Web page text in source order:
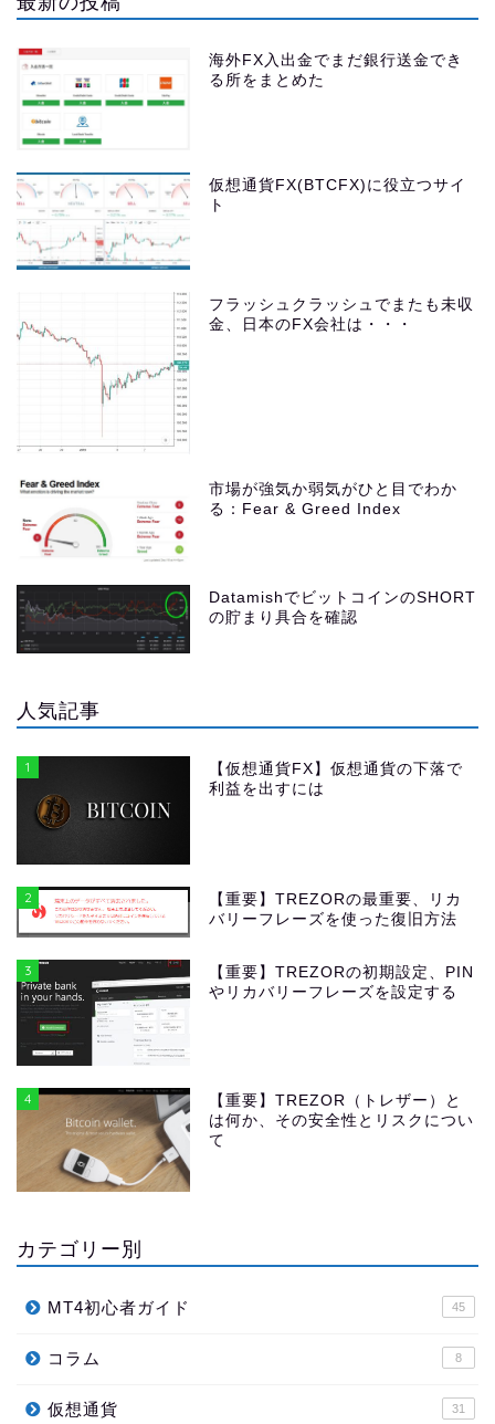
海外FX入出金でまだ銀行送金でき
る所をまとめた
仮想通貨FX(BTCFX)に役立つサイ
ト
フラッシュクラッシュでまたも未収
金、日本のFX会社は・・・
市場が強気か弱気がひと目でわか
る：Fear & Greed Index
DatamishでビットコインのSHORT
の貯まり具合を確認
人気記事
1
【仮想通貨FX】仮想通貨の下落で
利益を出すには
2
【重要】TREZORの最重要、リカ
バリーフレーズを使った復旧方法
3
【重要】TREZORの初期設定、PIN
やリカバリーフレーズを設定する
4
【重要】TREZOR（トレザー）と
は何か、その安全性とリスクについ
て
カテゴリー別
MT4初心者ガイド 45
コラム 8
仮想通貨 31